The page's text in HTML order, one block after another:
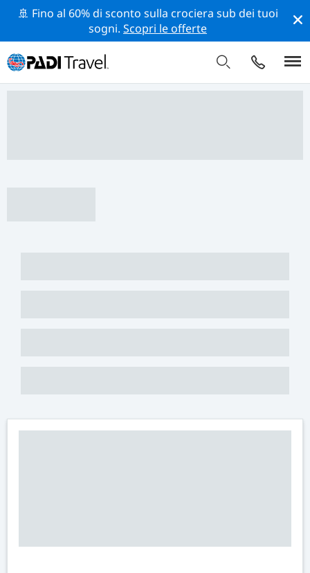
🚢 Fino al 60% di sconto sulla crociera sub dei tuoi
sogni.Scopri le offerte